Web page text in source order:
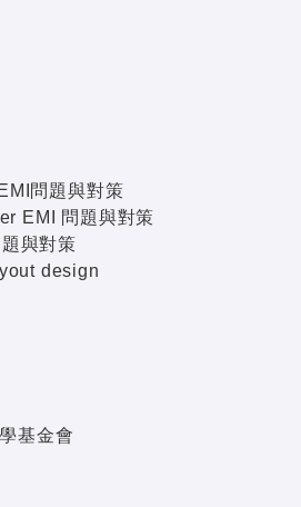
問題與對策
EMI 問題與對策
與對策
design
基金會